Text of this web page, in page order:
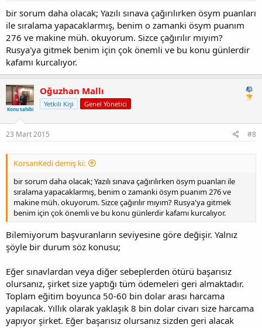
bir sorum daha olacak; Yazılı sınava çağırılırken ösym puanları
ile sıralama yapacaklarmış, benim o zamanki ösym puanım
276 ve makine müh. okuyorum. Sizce çağırılır mıyım?
Rusya'ya gitmek benim için çok önemli ve bu konu günlerdir
kafamı kurcalıyor.
Konu sahibi
Oğuzhan Mallı
Yetkili Kişi Genel Yönetici
23 Mart 2015 #8
KorsanKedi demiş ki:
bir sorum daha olacak; Yazılı sınava çağırılırken ösym puanları ile
sıralama yapacaklarmış, benim o zamanki ösym puanım 276 ve
makine müh. okuyorum. Sizce çağırılır mıyım? Rusya'ya gitmek
benim için çok önemli ve bu konu günlerdir kafamı kurcalıyor.
Bilemiyorum başvuranların seviyesine göre değişir. Yalnız
şöyle bir durum söz konusu;
Eğer sınavlardan veya diğer sebeplerden ötürü başarısız
olursanız, şirket size yaptığı tüm ödemeleri geri almaktadır.
Toplam eğitim boyunca 50-60 bin dolar arası harcama
yapılacak. Yıllık olarak yaklaşık 8 bin dolar civarı size harcama
yapıyor şirket. Eğer başarısız olursanız sizden geri alacak